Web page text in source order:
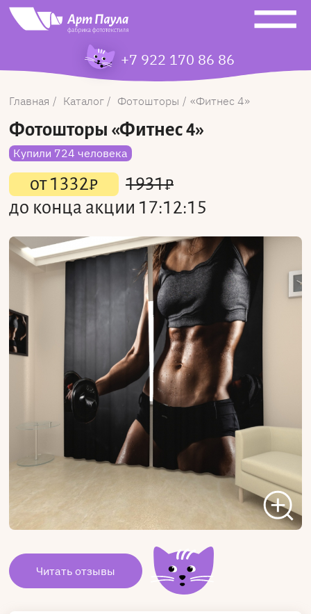
+7 922 170 86 86
Главная Каталог Фотошторы Фитнес 4
Фотошторы «Фитнес 4»
Купили 724 человека
от1332₽ 1931₽
до конца акции 17:12:15
Читать отзывы